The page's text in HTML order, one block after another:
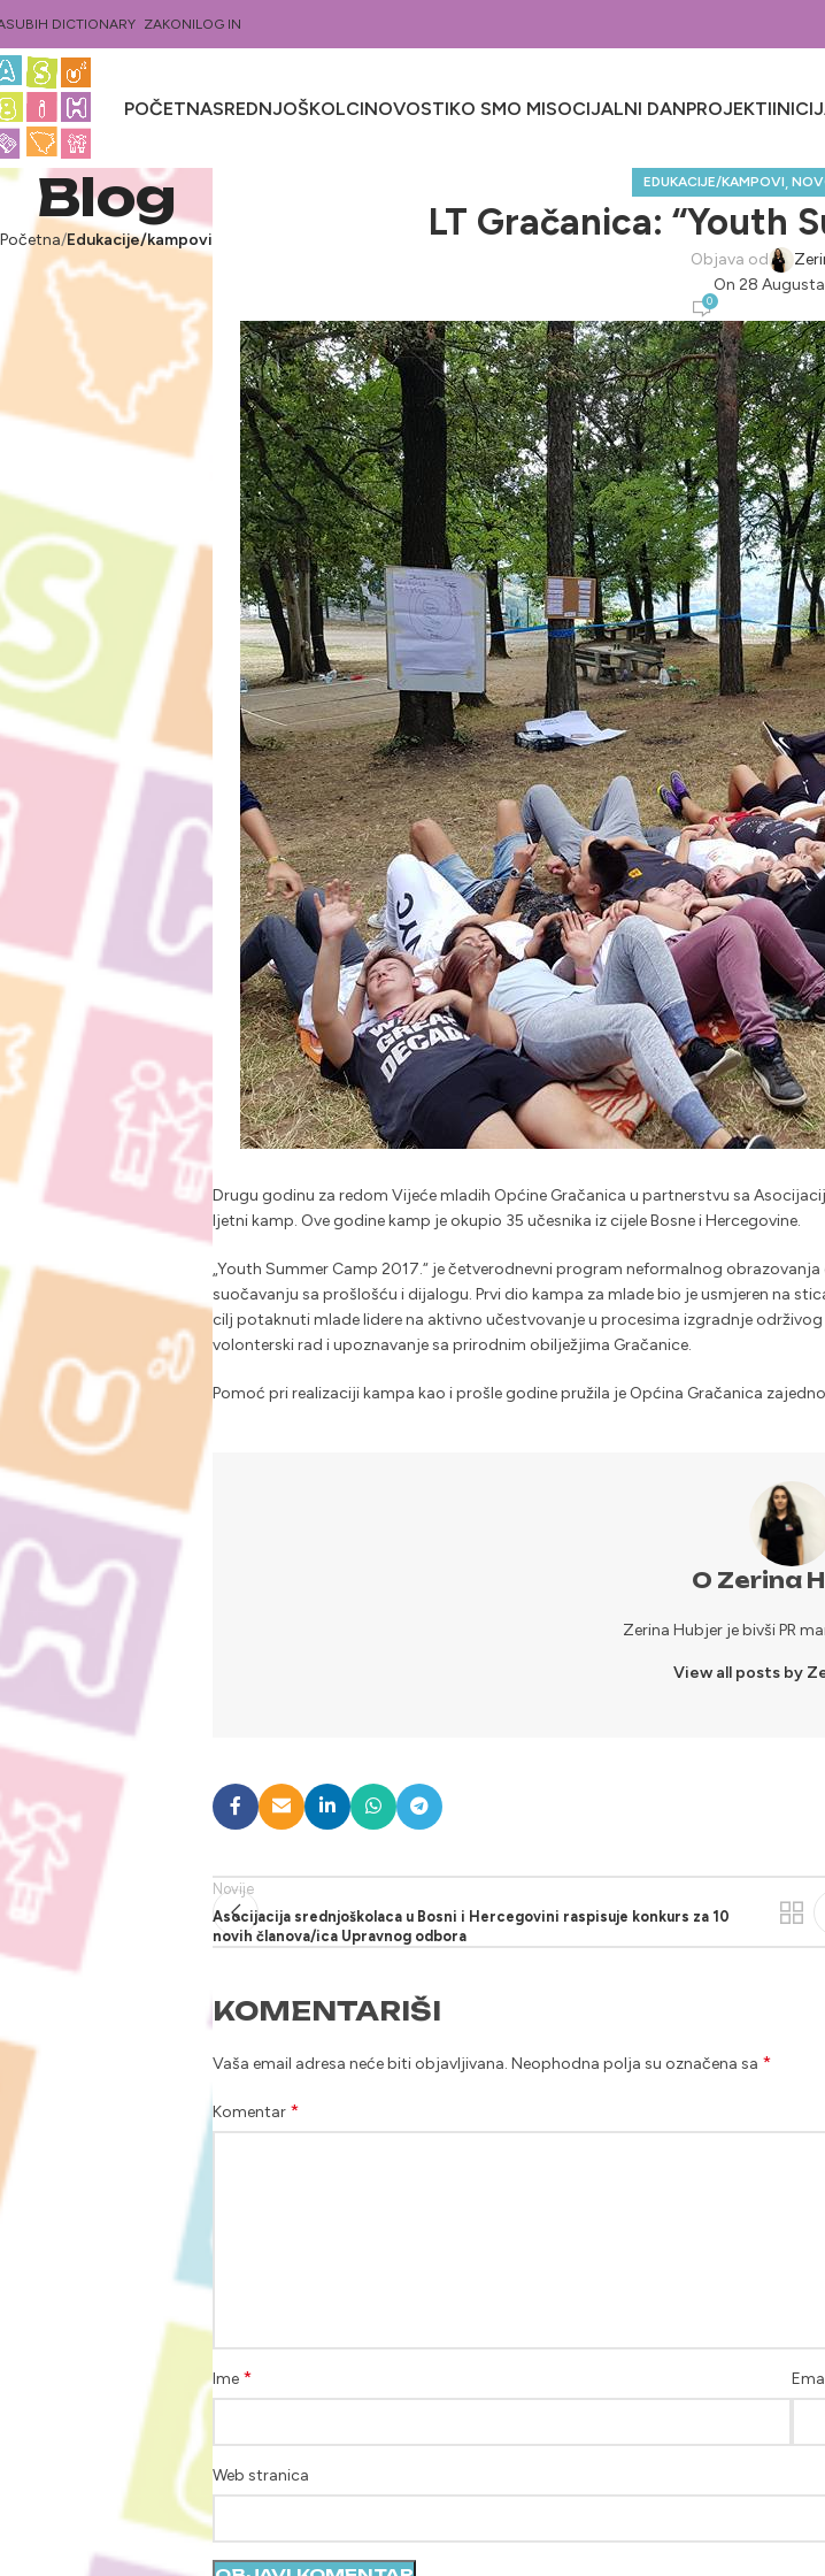
DICTIONARY ZAKONILOG IN
POČETNASREDNJOŠKOLCINOVOSTIKO SMO MISOCIJALNI DANPROJEKTI
Blog
Početna Edukacije/kampovi
EDUKACIJE/KAMPOVI,
LT Gračanica: “Youth
Objava od
On 28
0
Drugu godinu za redom Vijeće mladih Općine Gračanica u partnerstvu sa
ljetni kamp. Ove godine kamp je okupio 35 učesnika iz cijele Bosne i Hercegovine.
„Youth Summer Camp 2017.“ je četverodnevni program neformalnog
suočavanju sa prošlošću i dijalogu. Prvi dio kampa za mlade bio je usmjeren na
cilj potaknuti mlade lidere na aktivno učestvovanje u procesima izgradnje
volonterski rad i upoznavanje sa prirodnim obilježjima Gračanice.
Pomoć pri realizaciji kampa kao i prošle godine pružila je Općina Gračanica
O Zerina
Zerina Hubjer je bivši PR
View all posts by
Novije
Asocijacija srednjoškolaca u Bosni i Hercegovini raspisuje konkurs za 10
novih članova/ica Upravnog odbora
KOMENTARIŠI
Vaša email adresa neće biti objavljivana. Neophodna polja su označena sa *
Komentar *
Ime *
Web stranica